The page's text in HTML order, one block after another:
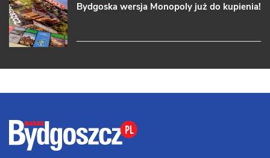
Bydgoska wersja Monopoly już do kupienia!